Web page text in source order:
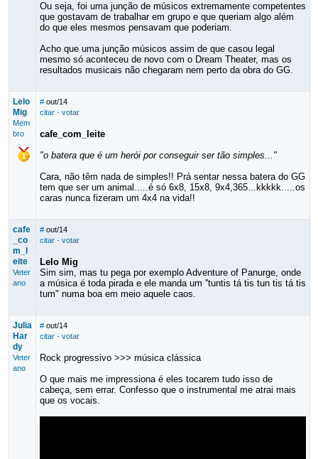
Ou seja, foi uma junção de músicos extremamente competentes
que gostavam de trabalhar em grupo e que queriam algo além
do que eles mesmos pensavam que poderiam.
Acho que uma junção músicos assim de que casou legal
mesmo só aconteceu de novo com o Dream Theater, mas os
resultados musicais não chegaram nem perto da obra do GG.
Lelo
Mig
Mem
bro
# out/14
citar· votar
cafe_com_leite
"o batera que é um herói por conseguir ser tão simples..."
Cara, não têm nada de simples!! Prá sentar nessa batera do GG
tem que ser um animal.....é só 6x8, 15x8, 9x4,365...kkkkk.....os
caras nunca fizeram um 4x4 na vida!!
cafe
_co
m_l
eite
Veter
ano
# out/14
citar· votar
Lelo Mig
Sim sim, mas tu pega por exemplo Adventure of Panurge, onde
a música é toda pirada e ele manda um ''tuntis tá tis tun tis tá tis
tum" numa boa em meio aquele caos.
Julia
Har
dy
Veter
ano
# out/14
citar· votar
Rock progressivo >>> música clássica
O que mais me impressiona é eles tocarem tudo isso de
cabeça, sem errar. Confesso que o instrumental me atrai mais
que os vocais.